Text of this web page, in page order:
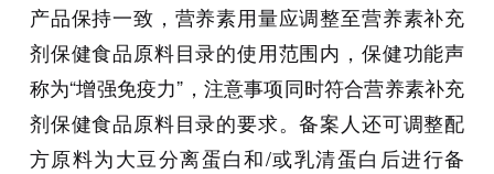
产品保持一致，营养素用量应调整至营养素补充
剂保健食品原料目录的使用范围内，保健功能声
称为“增强免疫力”，注意事项同时符合营养素补充
剂保健食品原料目录的要求。备案人还可调整配
方原料为大豆分离蛋白和/或乳清蛋白后进行备